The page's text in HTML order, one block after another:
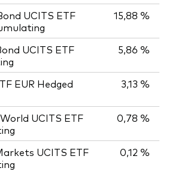
UCITS ETF
15,88 %
UCITS ETF
5,86 %
EUR Hedged
3,13 %
UCITS ETF
0,78 %
UCITS ETF
0,12 %